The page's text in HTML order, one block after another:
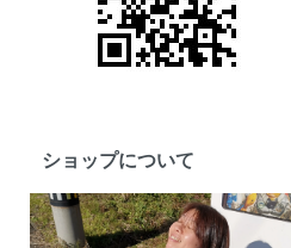
ショップについて